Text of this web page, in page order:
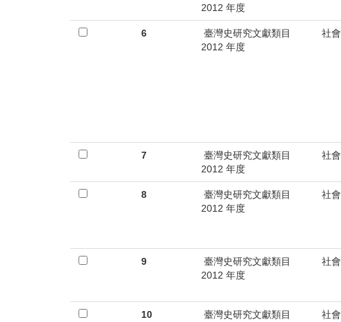
2012 年度
6
臺灣史研究文獻類目
2012 年度
社會
7
臺灣史研究文獻類目
2012 年度
社會
8
臺灣史研究文獻類目
2012 年度
社會
9
臺灣史研究文獻類目
2012 年度
社會
10
臺灣史研究文獻類目
社會